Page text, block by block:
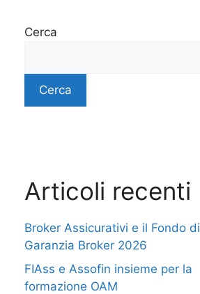
Cerca
Cerca
Articoli recenti
Broker Assicurativi e il Fondo di
Garanzia Broker 2026
FIAss e Assofin insieme per la
formazione OAM